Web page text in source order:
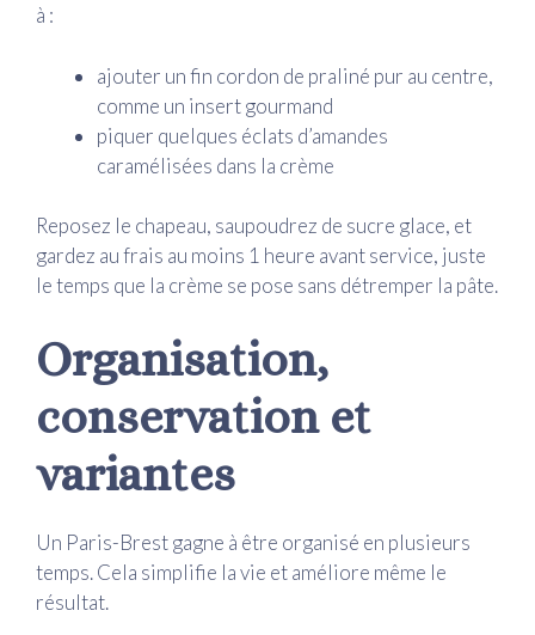
à :
ajouter un fin cordon de praliné pur au centre,
comme un insert gourmand
piquer quelques éclats d’amandes
caramélisées dans la crème
Reposez le chapeau, saupoudrez de sucre glace, et
gardez au frais au moins 1 heure avant service, juste
le temps que la crème se pose sans détremper la pâte.
Organisation,
conservation et
variantes
Un Paris-Brest gagne à être organisé en plusieurs
temps. Cela simplifie la vie et améliore même le
résultat.